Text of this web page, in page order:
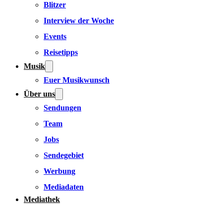
Blitzer
Interview der Woche
Events
Reisetipps
Musik
Euer Musikwunsch
Über uns
Sendungen
Team
Jobs
Sendegebiet
Werbung
Mediadaten
Mediathek